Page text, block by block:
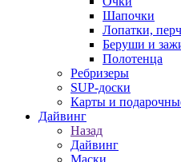
Шапочки
Лопатки,
Беруши и
Полотенца
Ребризеры
SUP-доски
Карты и
Дайвинг
Назад
Дайвинг
Маски